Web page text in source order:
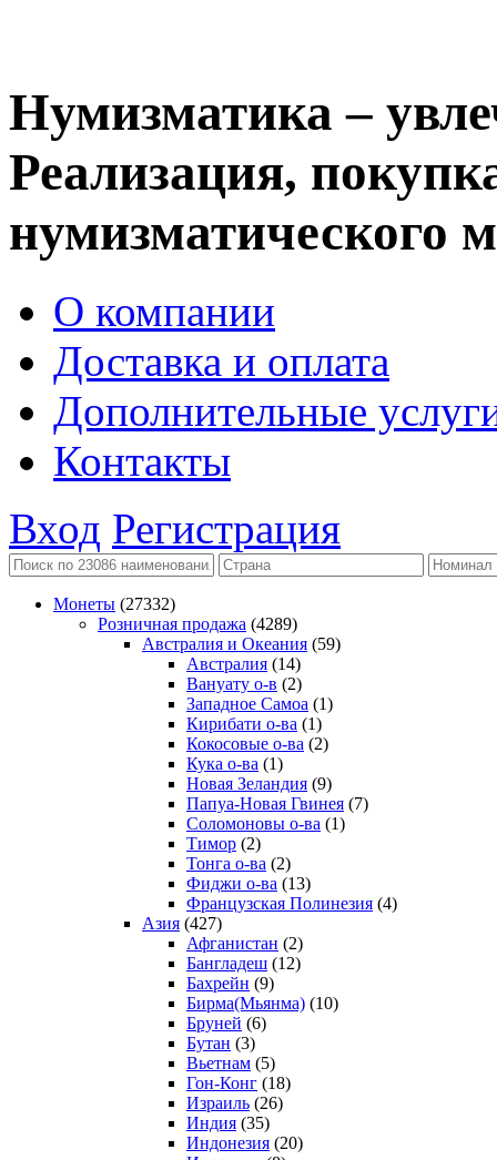
Нумизматика –
Реализация,
нумизматического
О компании
Доставка и оплата
Дополнительные
Контакты
Вход Регистрация
Монеты (27332)
Розничная продажа (4289)
Австралия и Океания (59)
Австралия (14)
Вануату о-в (2)
Западное Самоа (1)
Кирибати о-ва (1)
Кокосовые о-ва (2)
Кука о-ва (1)
Новая Зеландия (9)
Папуа-Новая Гвинея (7)
Соломоновы о-ва (1)
Тимор (2)
Тонга о-ва (2)
Фиджи о-ва (13)
Французская Полинезия (4)
Азия (427)
Афганистан (2)
Бангладеш (12)
Бахрейн (9)
Бирма(Мьянма) (10)
Бруней (6)
Бутан (3)
Вьетнам (5)
Гон-Конг (18)
Израиль (26)
Индия (35)
Индонезия (20)